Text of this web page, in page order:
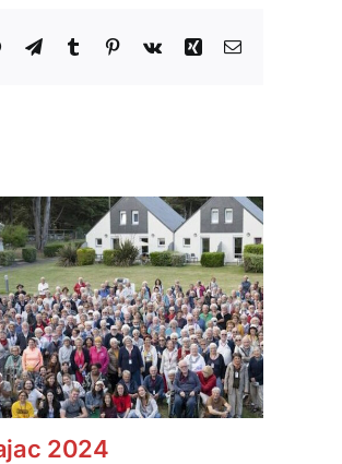
WhatsApp
TelegramTumblr Pinterest
Vk Xing Email
2024